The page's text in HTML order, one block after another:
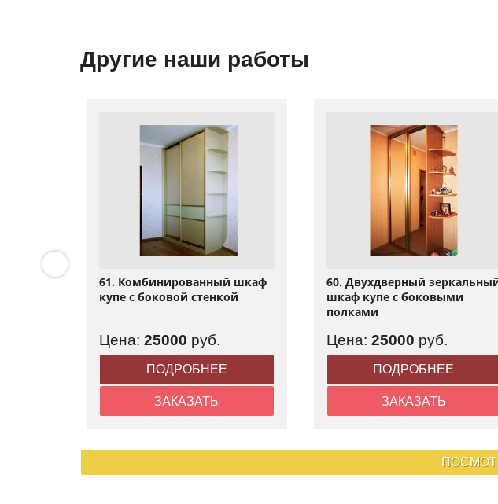
Другие наши работы
61. Комбинированный шкаф
купе с боковой стенкой
Цена: 25000 руб.
ПОДРОБНЕЕ
ЗАКАЗАТЬ
60. Двухдверный
шкаф купе с боковыми
полками
Цена: 25000 руб.
ПОДРОБНЕЕ
ЗАКАЗАТЬ